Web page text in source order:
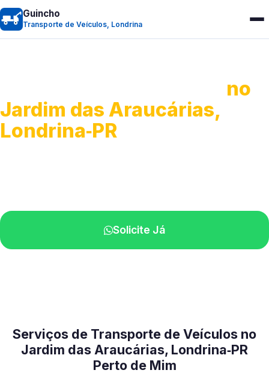
Guincho
Transporte de Veículos, Londrina
no
Jardim das Araucárias,
Londrina‑PR
Solicite Já
Serviços de Transporte de Veículos no
Jardim das Araucárias, Londrina‑PR
Perto de Mim